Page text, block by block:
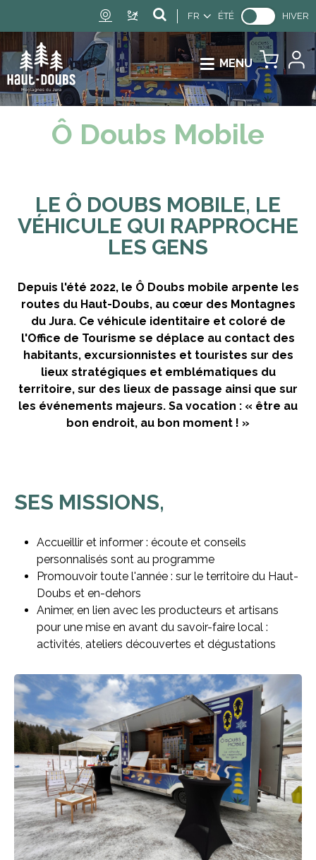
FR ÉTÉ HIVER
MENU
Ô Doubs Mobile
​LE Ô DOUBS MOBILE, LE
VÉHICULE QUI RAPPROCHE
LES GENS
Depuis l'été 2022, le Ô Doubs mobile arpente les
routes du Haut-Doubs, au cœur des Montagnes
du Jura. Ce véhicule identitaire et coloré de
l'Office de Tourisme se déplace au contact des
habitants, excursionnistes et touristes sur des
lieux stratégiques et emblématiques du
territoire, sur des lieux de passage ainsi que sur
les événements majeurs. Sa vocation : « être au
bon endroit, au bon moment ! »
SES MISSIONS,
Accueillir et informer : écoute et conseils
personnalisés sont au programme
Promouvoir toute l'année : sur le territoire du Haut-
Doubs et en-dehors
Animer, en lien avec les producteurs et artisans
pour une mise en avant du savoir-faire local :
activités, ateliers découvertes et dégustations